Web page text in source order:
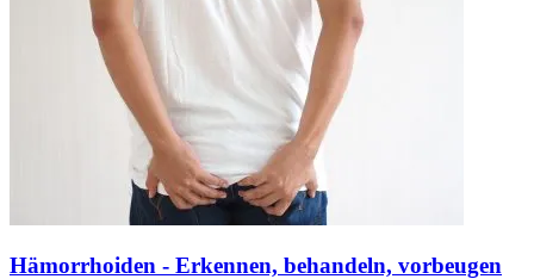
Hämorrhoiden - Erkennen, behandeln, vorbeugen